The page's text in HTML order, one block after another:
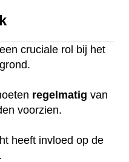
cruciale rol bij het
regelmatig van
voorzien.
heeft invloed op de